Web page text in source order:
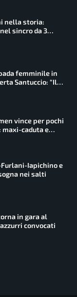
nella storia:
sincro da 3
femminile in
Santuccio: “Il
frutti”
vince per pochi
maxi-caduta e
Iapichino e
nei salti
in gara al
convocati